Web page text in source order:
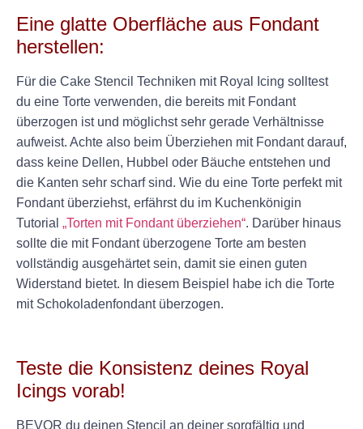
Eine glatte Oberfläche aus Fondant
herstellen:
Für die Cake Stencil Techniken mit Royal Icing solltest
du eine Torte verwenden, die bereits mit Fondant
überzogen ist und möglichst sehr gerade Verhältnisse
aufweist. Achte also beim Überziehen mit Fondant darauf,
dass keine Dellen, Hubbel oder Bäuche entstehen und
die Kanten sehr scharf sind. Wie du eine Torte perfekt mit
Fondant überziehst, erfährst du im Kuchenkönigin
Tutorial „Torten mit Fondant überziehen“. Darüber hinaus
sollte die mit Fondant überzogene Torte am besten
vollständig ausgehärtet sein, damit sie einen guten
Widerstand bietet. In diesem Beispiel habe ich die Torte
mit Schokoladenfondant überzogen.
Teste die Konsistenz deines Royal
Icings vorab!
BEVOR du deinen Stencil an deiner sorgfältig und